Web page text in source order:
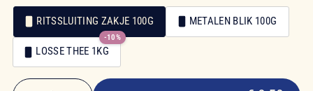
Verpakking
Verpakking
RITSSLUITING ZAKJE 100G METALEN BLIK 100G
LOSSE THEE 1KG
-10%
€ 8,50